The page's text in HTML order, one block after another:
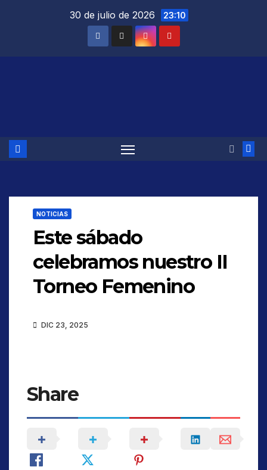
30 de julio de 2026 23:10
NOTICIAS
Este sábado
celebramos nuestro II
Torneo Femenino
DIC 23, 2025
Share